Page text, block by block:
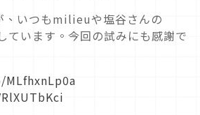
、いつもmilieuや塩谷さんの
ています。今回の試みにも感謝で